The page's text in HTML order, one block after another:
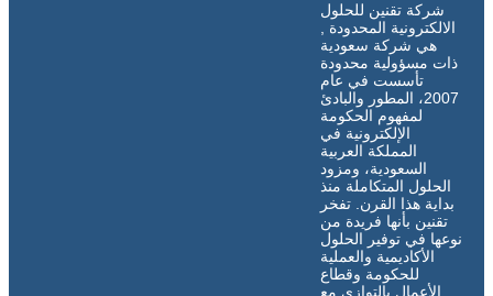
شركة تقنين للحلول
الالكترونية المحدودة ,
هي شركة سعودية
ذات مسؤولية محدودة
تأسست في عام
2007، المطور والبادئ
لمفهوم الحكومة
الإلكترونية في
المملكة العربية
السعودية، ومزود
الحلول المتكاملة منذ
بداية هذا القرن. تفخر
تقنين بأنها فريدة من
نوعها في توفير الحلول
الأكاديمية والعملية
للحكومة وقطاع
الأعمال بالتوازي مع